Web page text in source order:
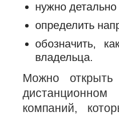
нужно
определить
обозначить,
владельца.
Можно
компаний,